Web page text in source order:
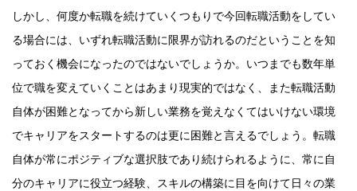
しかし、何度か転職を続けていくつもりで今回転職活動をしてい
る場合には、いずれ転職活動に限界が訪れるのだということを知
っておく機会になったのではないでしょうか。いつまでも数年単
位で職を変えていくことはあまり現実的ではなく、また転職活動
自体が困難となってから新しい業務を覚えなくてはいけない環境
でキャリアをスタートするのは更に困難と言えるでしょう。転職
自体が常にポジティブな選択肢であり続けられるように、常に自
分のキャリアに役立つ経験、スキルの構築に目を向けて日々の業